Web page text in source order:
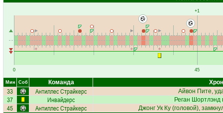
0
+1
45
Мин Соб Команда
33 Антиллес Страйкерс Айвон Пите,
37 Инвайдерс Реган Шортлэнд
45 Антиллес Страйкерс Джонг Ук Ку(головой),